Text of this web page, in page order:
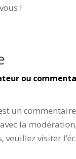
!
ou
un
la
veuillez visiter